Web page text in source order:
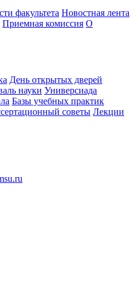
факультета Новостная лента
Приемная комиссия О
День открытых дверей
науки Универсиада
Базы учебных практик
советы Лекции